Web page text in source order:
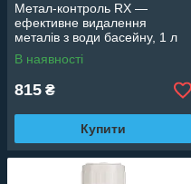
Метал-контроль RX —
ефективне видалення
металів з води басейну, 1 л
(Італія) PG-15
В наявності
815 ₴
Купити